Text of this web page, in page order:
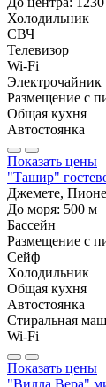
Холодильник
СВЧ
Телевизор
Wi-Fi
Электрочайник
Размещение с
Общая кухня
Автостоянка
Показать цены
"Ташир"
Джемете,
До моря: 500 м
Бассейн
Размещение с
Сейф
Холодильник
Общая кухня
Автостоянка
Стиральная
Wi-Fi
Показать цены
"Вилла Вера"